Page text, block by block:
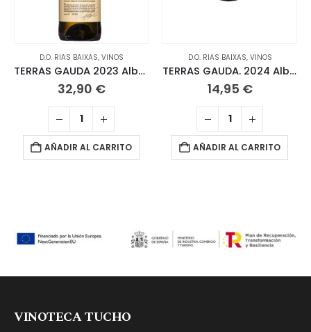
D.O. RIAS BAIXAS, VINOS
TERRAS GAUDA 2023 Albariño Magnum 1,5 L
32,90 €
AÑADIR AL CARRITO
D.O. RIAS BAIXAS, VINOS
TERRAS GAUDA. 2024 Albariño
14,95 €
AÑADIR AL CARRITO
VINOTECA TUCHO